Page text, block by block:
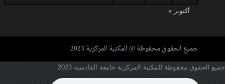
أكتوبر »
جميع الحقوق محفوظة @ المكتبة المركزية 2023
جميع الحقوق محفوظة للمكتبة المركزية جامعة القادسية 2023